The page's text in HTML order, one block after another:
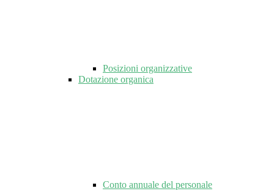
Posizioni organizzative
Dotazione organica
Conto annuale del personale